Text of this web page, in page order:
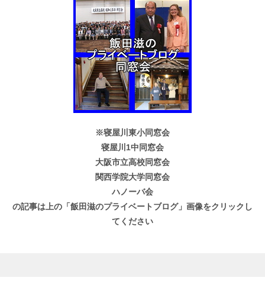
※寝屋川東小同窓会
寝屋川1中同窓会
大阪市立高校同窓会
関西学院大学同窓会
ハノーバ会
の記事は上の「飯田滋のプライベートブログ」画像をクリックし
てください